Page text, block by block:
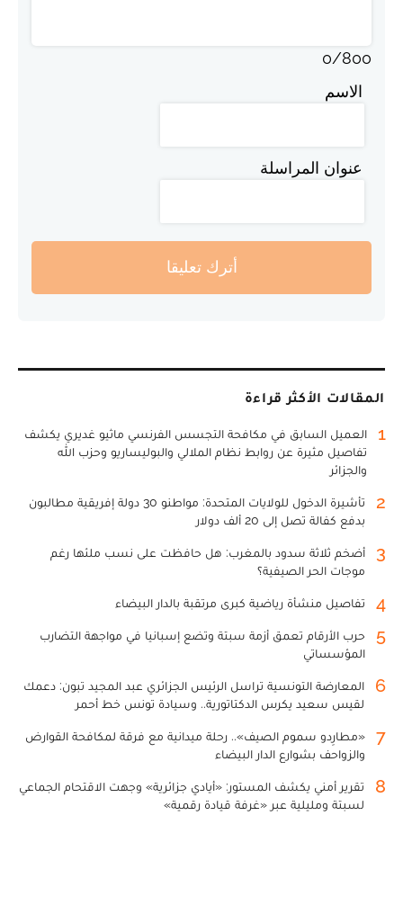
0/800
الاسم
عنوان المراسلة
أترك تعليقا
المقالات الأكثر قراءة
1
العميل السابق في مكافحة التجسس الفرنسي ماثيو غديري يكشف
تفاصيل مثيرة عن روابط نظام الملالي والبوليساريو وحزب الله
والجزائر
2
تأشيرة الدخول للولايات المتحدة: مواطنو 30 دولة إفريقية مطالبون
بدفع كفالة تصل إلى 20 ألف دولار
3
أضخم ثلاثة سدود بالمغرب: هل حافظت على نسب ملئها رغم
موجات الحر الصيفية؟
4 تفاصيل منشأة رياضية كبرى مرتقبة بالدار البيضاء
5
حرب الأرقام تعمق أزمة سبتة وتضع إسبانيا في مواجهة التضارب
المؤسساتي
6
المعارضة التونسية تراسل الرئيس الجزائري عبد المجيد تبون: دعمك
لقيس سعيد يكرس الدكتاتورية.. وسيادة تونس خط أحمر
7
«مطارِدو سموم الصيف».. رحلة ميدانية مع فرقة لمكافحة القوارض
والزواحف بشوارع الدار البيضاء
8
تقرير أمني يكشف المستور: «أيادي جزائرية» وجهت الاقتحام الجماعي
لسبتة ومليلية عبر «غرفة قيادة رقمية»